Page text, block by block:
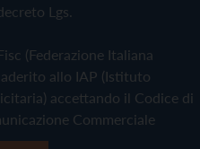
Lgs.
(Federazione Italiana
allo IAP (Istituto
accettando il Codice di
Commerciale